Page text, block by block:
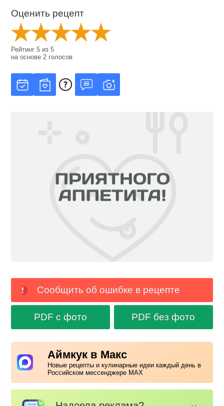
Оценить рецепт
Рейтинг5 из5
на основе 2 голосов
Сообщить об ошибке в рецепте
PDF с фото PDF без фото
Аймкук в Макс
Новые рецепты и кулинарные идеи каждый день в
Российском мессенджере MAX